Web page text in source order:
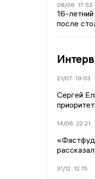
08/06 17:53
16-
после
21/07 19:03
Сергей
14/06 22:21
«Фастфуд
31/12 12:15